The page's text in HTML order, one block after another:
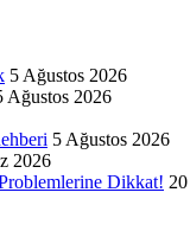
5 Ağustos 2026
Ağustos 2026
5 Ağustos 2026
2026
Dikkat!